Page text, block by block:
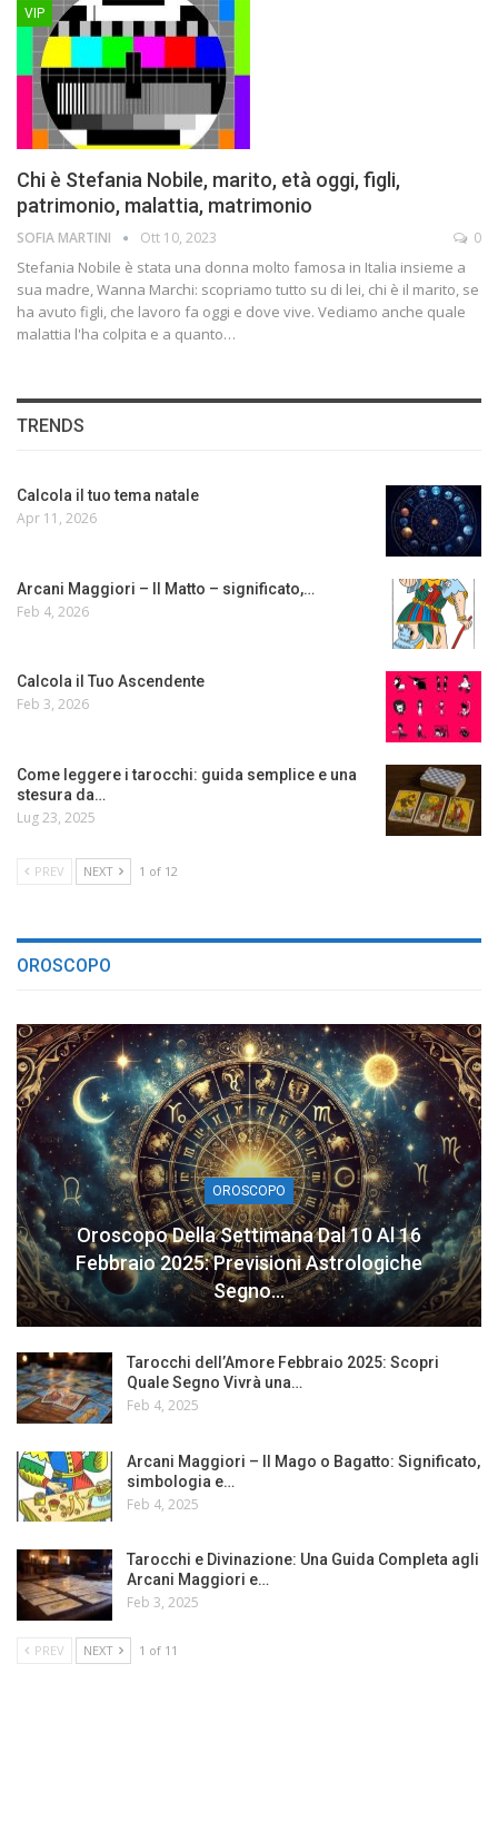
VIP
Chi è Stefania Nobile, marito, età oggi, figli,
patrimonio, malattia, matrimonio
SOFIA MARTINI Ott 10, 2023 0
Stefania Nobile è stata una donna molto famosa in Italia insieme a
sua madre, Wanna Marchi: scopriamo tutto su di lei, chi è il marito, se
ha avuto figli, che lavoro fa oggi e dove vive. Vediamo anche quale
malattia l'ha colpita e a quanto…
TRENDS
Calcola il tuo tema natale
Apr 11, 2026
Arcani Maggiori – Il Matto – significato,…
Feb 4, 2026
Calcola il Tuo Ascendente
Feb 3, 2026
Come leggere i tarocchi: guida semplice e una
stesura da…
Lug 23, 2025
PREV NEXT 1 of 12
OROSCOPO
OROSCOPO
Oroscopo Della Settimana Dal 10 Al 16
Febbraio 2025: Previsioni Astrologiche
Segno…
Tarocchi dell’Amore Febbraio 2025: Scopri
Quale Segno Vivrà una…
Feb 4, 2025
Arcani Maggiori – Il Mago o Bagatto: Significato,
simbologia e…
Feb 4, 2025
Tarocchi e Divinazione: Una Guida Completa agli
Arcani Maggiori e…
Feb 3, 2025
PREV NEXT 1 of 11